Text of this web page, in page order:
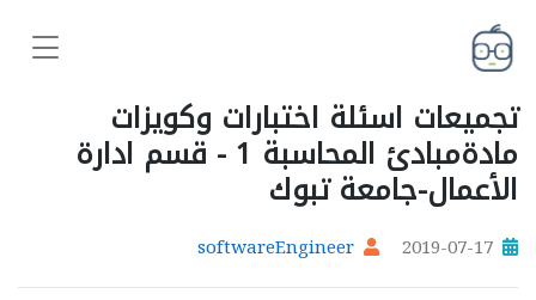
تجميعات اسئلة اختبارات وكويزات
مادةمبادئ المحاسبة 1 - قسم ادارة
الأعمال-جامعة تبوك
2019-07-17
softwareEngineer